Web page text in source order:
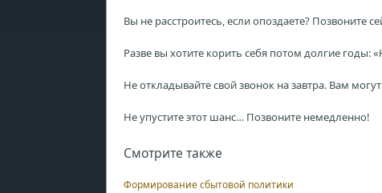
Вы не расстроитесь, если опоздаете? Позвоните
Разве вы хотите корить себя потом долгие годы:
Не откладывайте свой звонок на завтра. Вам
Не упустите этот шанс… Позвоните немедленно!
Смотрите также
Формирование сбытовой политики